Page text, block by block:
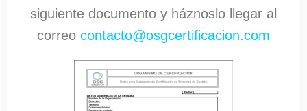
siguiente documento y háznoslo llegar al
correo contacto@osgcertificacion.com